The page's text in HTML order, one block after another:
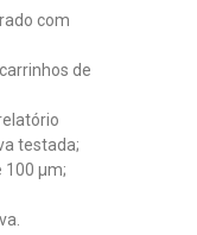
com
de
testada;
100 µm;